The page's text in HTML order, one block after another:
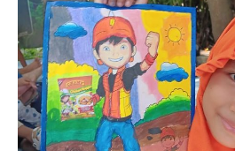
Harapan
2
Lomba
Mewarnai
IGRA
Tingkat
Kota